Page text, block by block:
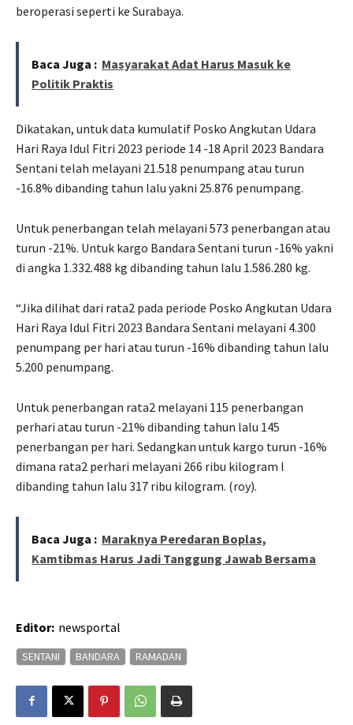
beroperasi seperti ke Surabaya.
Baca Juga : Masyarakat Adat Harus Masuk ke
Politik Praktis
Dikatakan, untuk data kumulatif Posko Angkutan Udara
Hari Raya Idul Fitri 2023 periode 14 -18 April 2023 Bandara
Sentani telah melayani 21.518 penumpang atau turun
-16.8% dibanding tahun lalu yakni 25.876 penumpang.
Untuk penerbangan telah melayani 573 penerbangan atau
turun -21%. Untuk kargo Bandara Sentani turun -16% yakni
di angka 1.332.488 kg dibanding tahun lalu 1.586.280 kg.
“Jika dilihat dari rata2 pada periode Posko Angkutan Udara
Hari Raya Idul Fitri 2023 Bandara Sentani melayani 4.300
penumpang per hari atau turun -16% dibanding tahun lalu
5.200 penumpang.
Untuk penerbangan rata2 melayani 115 penerbangan
perhari atau turun -21% dibanding tahun lalu 145
penerbangan per hari. Sedangkan untuk kargo turun -16%
dimana rata2 perhari melayani 266 ribu kilogram l
dibanding tahun lalu 317 ribu kilogram. (roy).
Baca Juga : Maraknya Peredaran Boplas,
Kamtibmas Harus Jadi Tanggung Jawab Bersama
Editor: newsportal
SENTANI BANDARA RAMADAN